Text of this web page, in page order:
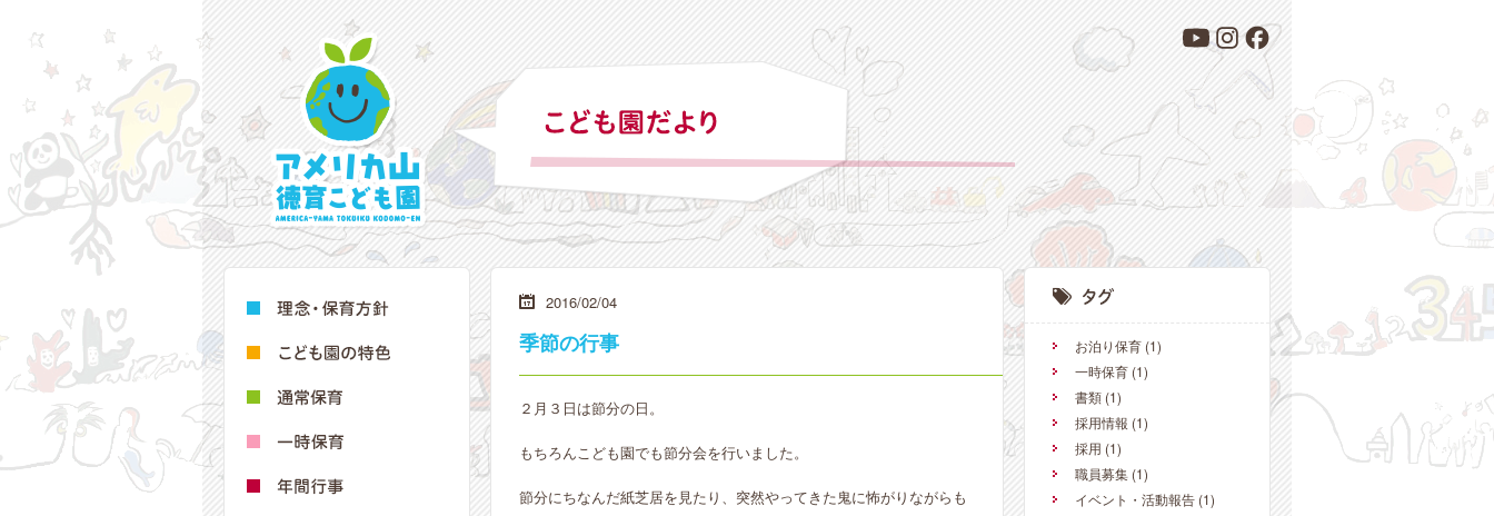
2016/02/04
季節の行事
２月３日は節分の日。
もちろんこども園でも節分会を行いました。
節分にちなんだ紙芝居を見たり、突然やってきた鬼に怖がりながらも
お泊り保育 (1)
一時保育 (1)
書類 (1)
採用情報 (1)
採用 (1)
職員募集 (1)
イベント・活動報告 (1)